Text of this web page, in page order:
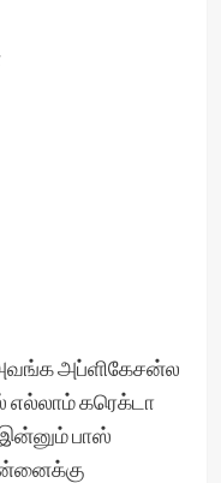
அப்ளிகேசன்ல
கரெக்டா
பாஸ்